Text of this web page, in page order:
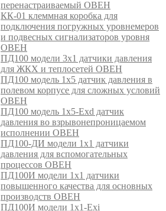
перенастраиваемый ОВЕН
КК-01 клеммная коробка для
подключения погружных уровнемеров
и подвесных сигнализаторов уровня
ОВЕН
ПД100 модели 3х1 датчики давления
для ЖКХ и теплосетей ОВЕН
ПД100 модель 1х5 датчик давления в
полевом корпусе для сложных условий
ОВЕН
ПД100 модель 1х5-Exd датчик
давления во взрывонепроницаемом
исполнении ОВЕН
ПД100-ДИ модели 1х1 датчики
давления для вспомогательных
процессов ОВЕН
ПД100И модели 1х1 датчики
повышенного качества для основных
производств ОВЕН
ПД100И модели 1х1-Exi